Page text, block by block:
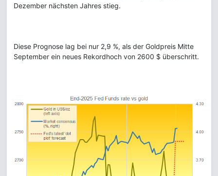
Dezember nächsten Jahres stieg.
Diese Prognose lag bei nur 2,9 %, als der Goldpreis Mitte
September ein neues Rekordhoch von 2600 $ überschritt.